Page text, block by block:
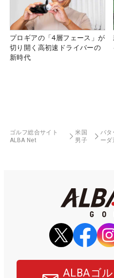
プロギアの「4層フェース」が
切り開く高初速ドライバーの
新時代
ゴルフ総合サイト
ALBA Net
米国
男子
バタ
ーダ
ALBAゴ